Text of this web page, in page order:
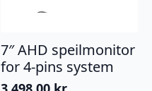
7″ AHD speilmonitor
for 4-pins system